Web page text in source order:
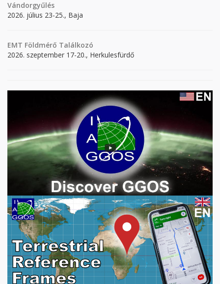
Vándorgyűlés
2026. július 23-25., Baja
EMT Földmérő Találkozó
2026. szeptember 17-20., Herkulesfürdő